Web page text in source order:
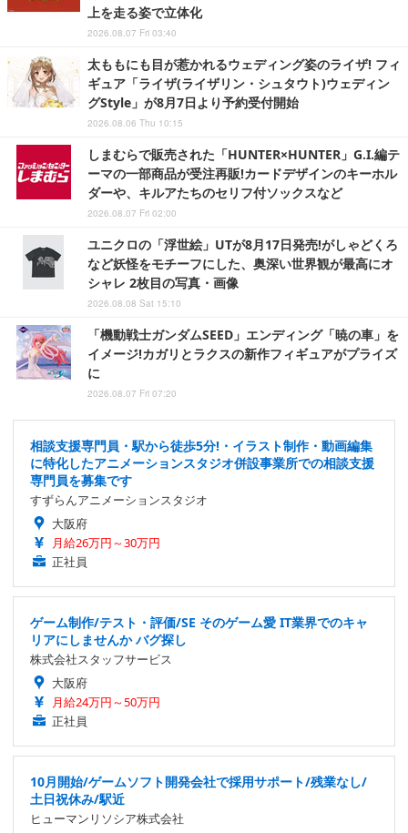
上を走る姿で立体化
2026.08.07 Fri 03:40
太ももにも目が惹かれるウェディング姿のライザ! フィ
ギュア「ライザ(ライザリン・シュタウト)ウェディン
グStyle」が8月7日より予約受付開始
2026.08.06 Thu 10:15
しまむらで販売された「HUNTER×HUNTER」G.I.編テ
ーマの一部商品が受注再販!カードデザインのキーホル
ダーや、キルアたちのセリフ付ソックスなど
2026.08.07 Fri 02:00
ユニクロの「浮世絵」UTが8月17日発売!がしゃどくろ
など妖怪をモチーフにした、奥深い世界観が最高にオ
シャレ 2枚目の写真・画像
2026.08.08 Sat 15:10
「機動戦士ガンダムSEED」エンディング「暁の車」を
イメージ!カガリとラクスの新作フィギュアがプライズ
に
2026.08.07 Fri 07:20
相談支援専門員・駅から徒歩5分!・イラスト制作・動画編集
に特化したアニメーションスタジオ併設事業所での相談支援
専門員を募集です
すずらんアニメーションスタジオ
大阪府
月給26万円～30万円
正社員
ゲーム制作/テスト・評価/SE そのゲーム愛 IT業界でのキャ
リアにしませんか バグ探し
株式会社スタッフサービス
大阪府
月給24万円～50万円
正社員
10月開始/ゲームソフト開発会社で採用サポート/残業なし/
土日祝休み/駅近
ヒューマンリソシア株式会社